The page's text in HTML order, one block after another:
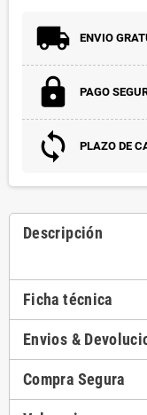
ENVIO
PAGO
PLAZO DE
Descripción
Ficha técnica
Envios &
Compra Segura